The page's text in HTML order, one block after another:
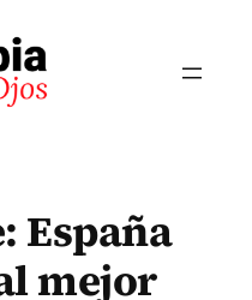
España
mejor